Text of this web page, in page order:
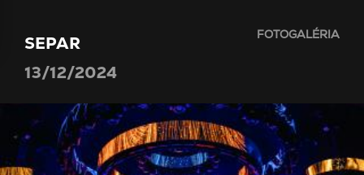
SEPAR
13/12/2024
FOTOGALÉRIA